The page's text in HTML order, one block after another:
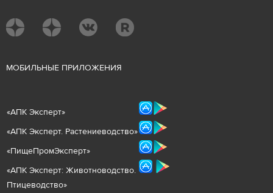
МОБИЛЬНЫЕ ПРИЛОЖЕНИЯ
«АПК Эксперт»
«АПК Эксперт. Растениеводство»
«ПищеПромЭксперт»
«АПК Эксперт: Животноводство.
Птицеводство»